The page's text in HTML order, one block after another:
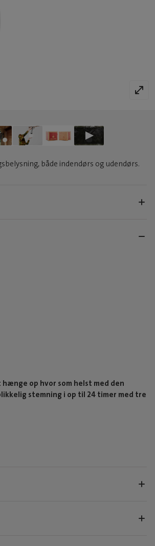
både indendørs og udendørs.
op hvor som helst med den
stemning i op til 24 timer med tre